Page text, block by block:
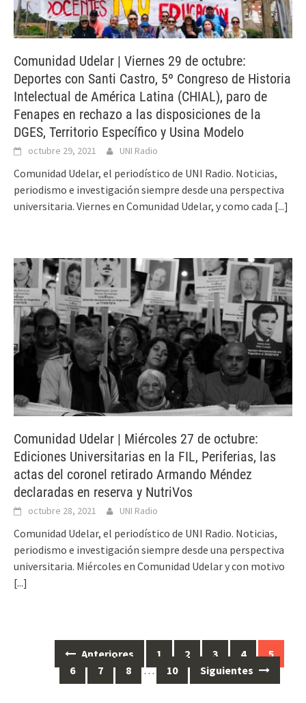
Comunidad Udelar | Viernes 29 de octubre:
Deportes con Santi Castro, 5º Congreso de Historia
Intelectual de América Latina (CHIAL), paro de
Fenapes en rechazo a las disposiciones de la
DGES, Territorio Específico y Usina Modelo
octubre 29, 2021 UNI Radio
Comunidad Udelar, el periodístico de UNI Radio. Noticias,
periodismo e investigación siempre desde una perspectiva
universitaria. Viernes en Comunidad Udelar, y como cada [...]
Comunidad Udelar | Miércoles 27 de octubre:
Ediciones Universitarias en la FIL, Periferias, las
actas del coronel retirado Armando Méndez
declaradas en reserva y NutriVos
octubre 28, 2021 UNI Radio
Comunidad Udelar, el periodístico de UNI Radio. Noticias,
periodismo e investigación siempre desde una perspectiva
universitaria. Miércoles en Comunidad Udelar y con motivo
[...]
Anteriores 1 2 3 4
5
6
7 8 … 10 Siguientes